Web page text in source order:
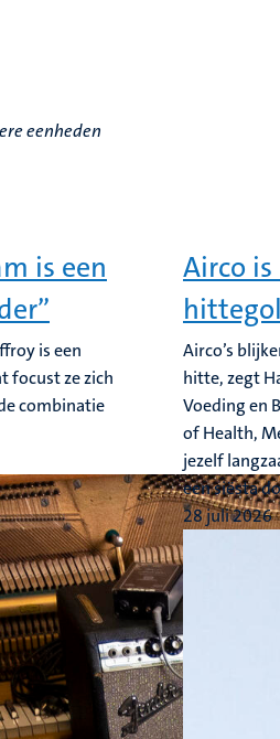
eenheden
is een
is een
focust ze zich
combinatie
Airco
Airco’s
hitte, zegt
Voeding en
of Health,
jezelf
een siësta
28 juli 2026